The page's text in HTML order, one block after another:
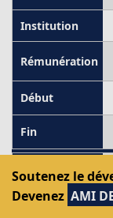
Soutenez le
Devenez AMI